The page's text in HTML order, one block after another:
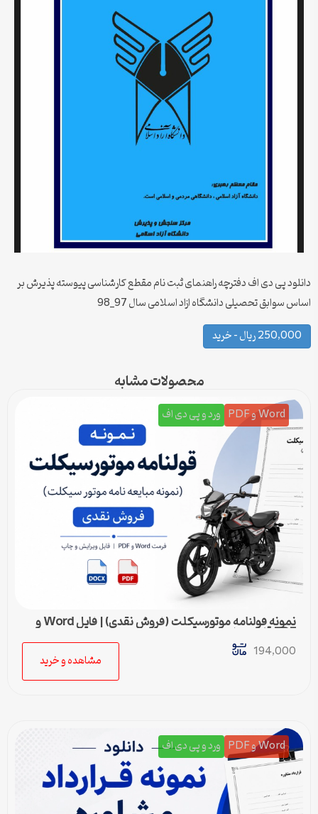
دانلود پی دی اف دفترچه راهنمای ثبت نام مقطع کارشناسی پیوسته پذیرش بر
اساس سوابق تحصیلی دانشگاه ازاد اسلامی سال 97_98
250,000 ریال – خرید
محصولات مشابه
Word و PDF ورد و پی دی اف
نمونه قولنامه موتورسیکلت (فروش نقدی) | فایل Word و
PDF قابل ویرایش
194,000
مشاهده و خرید
Word و PDF ورد و پی دی اف